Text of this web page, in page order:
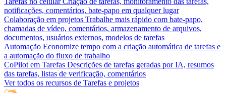
notificações, comentários, bate-papo em qualquer lugar
Colaboração em projetos Trabalhe mais rápido com bate-papo,
chamadas de vídeo, comentários, armazenamento de arquivos,
documentos, usuários externos, modelos de tarefas
Automação Economize tempo com a criação automática de tarefas e
a automação do fluxo de trabalho
CoPilot em Tarefas Descrições de tarefas geradas por IA, resumos
das tarefas, listas de verificação, comentários
Ver todos os recursos de Tarefas e projetos